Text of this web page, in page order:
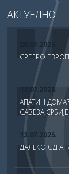
АКТУЕЛНО
ОДОБРЕНО
РАДОВА НА
20.07.2026.
СРЕБРО
17.07.2026.
АПАТИН
САВЕЗА
ПРАКСЕ У ТДС
13.07.2026.
ДАЛЕКО ОД